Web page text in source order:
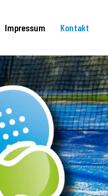
Impressum Kontakt